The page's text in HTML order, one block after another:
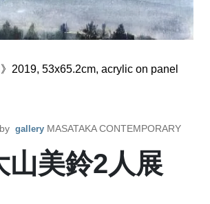
2019, 53x65.2cm, acrylic on panel
gallery MASATAKA CONTEMPORARY
山美鈴2人展